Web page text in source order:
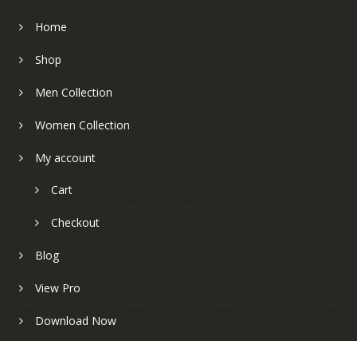
Home
Shop
Men Collection
Women Collection
My account
Cart
Checkout
Blog
View Pro
Download Now